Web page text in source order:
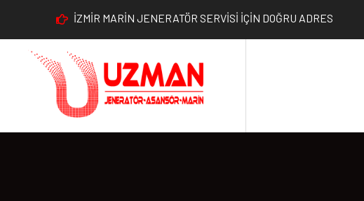
İZMİR MARİN JENERATÖR SERVİSİ İÇİN DOĞRU ADRES